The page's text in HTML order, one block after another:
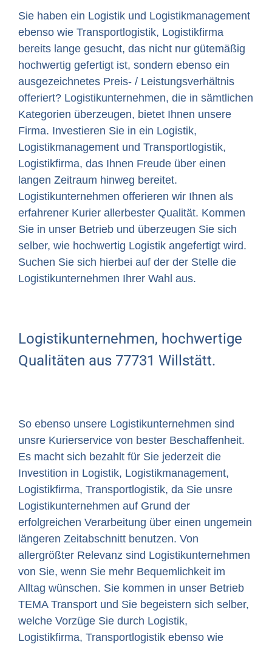
Sie haben ein Logistik und Logistikmanagement
ebenso wie Transportlogistik, Logistikfirma
bereits lange gesucht, das nicht nur gütemäßig
hochwertig gefertigt ist, sondern ebenso ein
ausgezeichnetes Preis- / Leistungsverhältnis
offeriert? Logistikunternehmen, die in sämtlichen
Kategorien überzeugen, bietet Ihnen unsere
Firma. Investieren Sie in ein Logistik,
Logistikmanagement und Transportlogistik,
Logistikfirma, das Ihnen Freude über einen
langen Zeitraum hinweg bereitet.
Logistikunternehmen offerieren wir Ihnen als
erfahrener Kurier allerbester Qualität. Kommen
Sie in unser Betrieb und überzeugen Sie sich
selber, wie hochwertig Logistik angefertigt wird.
Suchen Sie sich hierbei auf der der Stelle die
Logistikunternehmen Ihrer Wahl aus.
Logistikunternehmen, hochwertige
Qualitäten aus 77731 Willstätt.
So ebenso unsere Logistikunternehmen sind
unsre Kurierservice von bester Beschaffenheit.
Es macht sich bezahlt für Sie jederzeit die
Investition in Logistik, Logistikmanagement,
Logistikfirma, Transportlogistik, da Sie unsre
Logistikunternehmen auf Grund der
erfolgreichen Verarbeitung über einen ungemein
längeren Zeitabschnitt benutzen. Von
allergrößter Relevanz sind Logistikunternehmen
von Sie, wenn Sie mehr Bequemlichkeit im
Alltag wünschen. Sie kommen in unser Betrieb
TEMA Transport und Sie begeistern sich selber,
welche Vorzüge Sie durch Logistik,
Logistikfirma, Transportlogistik ebenso wie